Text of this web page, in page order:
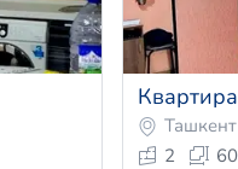
Ташкент
2